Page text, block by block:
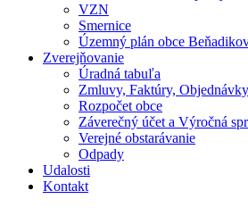
VZN
Smernice
Územný plán obce
Zverejňovanie
Úradná tabuľa
Zmluvy, Faktúry, Objednávky
Rozpočet obce
Záverečný účet a Výročná
Verejné obstarávanie
Odpady
Udalosti
Kontakt